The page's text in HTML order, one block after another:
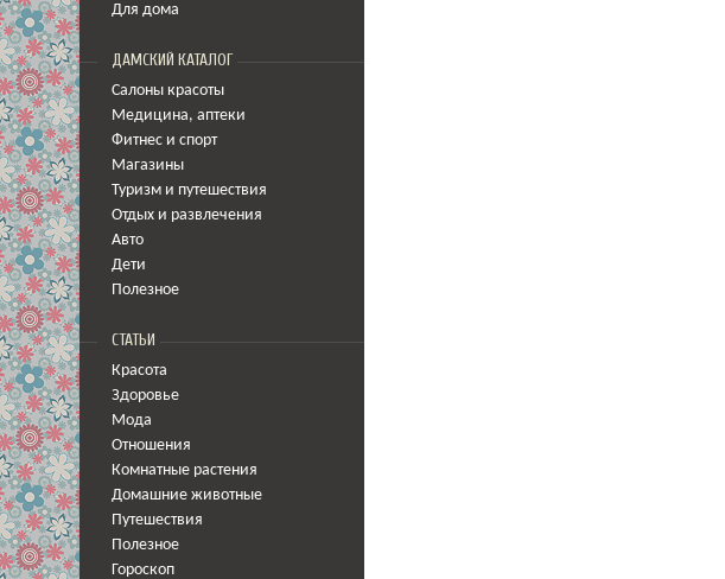
Для дома
ДАМСКИЙ КАТАЛОГ
Салоны красоты
Медицина, аптеки
Фитнес и спорт
Магазины
Туризм и путешествия
Отдых и развлечения
Авто
Дети
Полезное
СТАТЬИ
Красота
Здоровье
Мода
Отношения
Комнатные растения
Домашние животные
Путешествия
Полезное
Гороскоп